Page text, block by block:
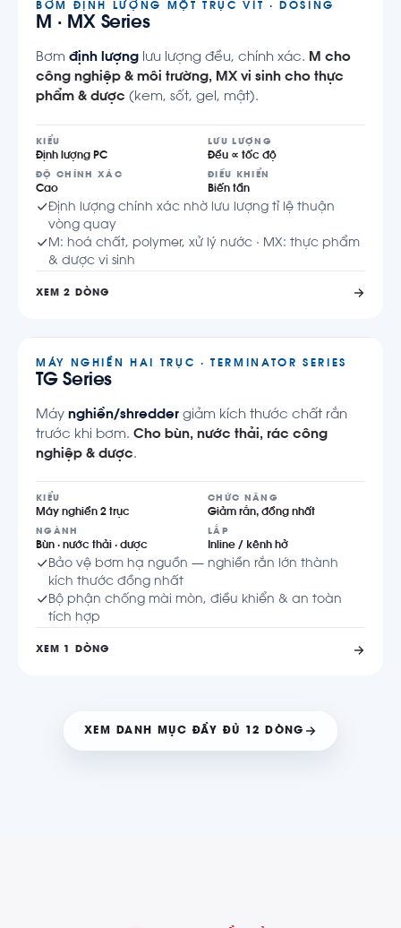
BƠM ĐỊNH LƯỢNG MỘT TRỤC VÍT · DOSING
M · MX Series
Bơm định lượng lưu lượng đều, chính xác. M cho
công nghiệp & môi trường, MX vi sinh cho thực
phẩm & dược (kem, sốt, gel, mật).
KIỂU
Định lượng PC
LƯU LƯỢNG
Đều ∝ tốc độ
ĐỘ CHÍNH XÁC
Cao
ĐIỀU KHIỂN
Biến tần
Định lượng chính xác nhờ lưu lượng tỉ lệ thuận
vòng quay
M: hoá chất, polymer, xử lý nước · MX: thực phẩm
& dược vi sinh
XEM 2 DÒNG
MÁY NGHIỀN HAI TRỤC · TERMINATOR SERIES
TG Series
Máy nghiền/shredder giảm kích thước chất rắn
trước khi bơm. Cho bùn, nước thải, rác công
nghiệp & dược.
KIỂU
Máy nghiền 2 trục
CHỨC NĂNG
Giảm rắn, đồng nhất
NGÀNH
Bùn · nước thải · dược
LẮP
Inline / kênh hở
Bảo vệ bơm hạ nguồn — nghiền rắn lớn thành
kích thước đồng nhất
Bộ phận chống mài mòn, điều khiển & an toàn
tích hợp
XEM 1 DÒNG
XEM DANH MỤC ĐẦY ĐỦ 12 DÒNG